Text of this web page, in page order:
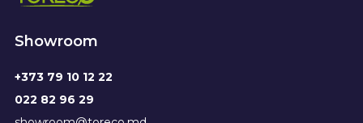
Showroom
+373 79 10 12 22
022 82 96 29